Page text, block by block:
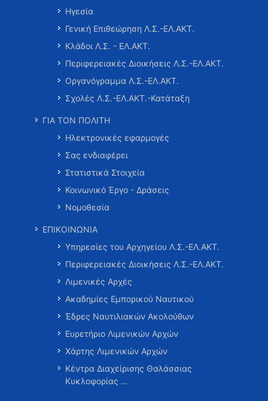
Ηγεσία
Γενική Επιθεώρηση Λ.Σ.-ΕΛ.ΑΚΤ.
Κλάδοι Λ.Σ. - ΕΛ.ΑΚΤ.
Περιφερειακές Διοικήσεις Λ.Σ.-ΕΛ.ΑΚΤ.
Οργανόγραμμα Λ.Σ.-ΕΛ.ΑΚΤ.
Σχολές Λ.Σ.-ΕΛ.ΑΚΤ.-Κατάταξη
ΓΙΑ ΤΟΝ ΠΟΛΙΤΗ
Ηλεκτρονικές εφαρμογές
Σας ενδιαφέρει
Στατιστικά Στοιχεία
Κοινωνικό Έργο - Δράσεις
Νομοθεσία
ΕΠΙΚΟΙΝΩΝΙΑ
Υπηρεσίες του Αρχηγείου Λ.Σ.-ΕΛ.ΑΚΤ.
Περιφερειακές Διοικήσεις Λ.Σ.-ΕΛ.ΑΚΤ.
Λιμενικές Αρχές
Ακαδημίες Εμπορικού Ναυτικού
Έδρες Ναυτιλιακών Ακολούθων
Ευρετήριο Λιμενικών Αρχών
Χάρτης Λιμενικών Αρχών
Κέντρα Διαχείρισης Θαλάσσιας
Κυκλοφορίας …